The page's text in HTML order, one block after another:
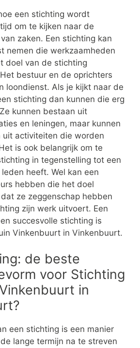
een stichting wordt
om te kijken naar de
zaken. Een stichting kan
nemen die werkzaamheden
doel van de stichting
bestuur en de oprichters
loondienst. Als je kijkt naar de
stichting dan kunnen die erg
kunnen bestaan uit
en leningen, maar kunnen
uit activiteiten die worden
is ook belangrijk om te
in tegenstelling tot een
heeft. Wel kan een
hebben die het doel
ze zeggenschap hebben
zijn werk uitvoert. Een
succesvolle stichting is
Vinkenbuurt in Vinkenbuurt.
de beste
voor Stichting
in
een stichting is een manier
lange termijn na te streven